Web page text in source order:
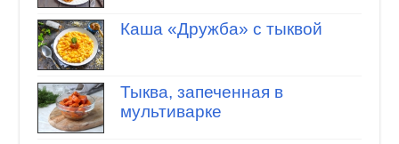
Каша «Дружба» с тыквой
Тыква, запеченная в
мультиварке